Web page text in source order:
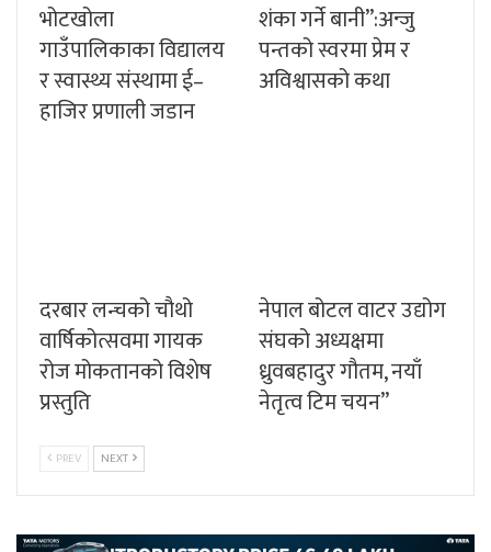
भोटखोला
गाउँपालिकाका विद्यालय
र स्वास्थ्य संस्थामा ई–
हाजिर प्रणाली जडान
शंका गर्ने बानी”:अन्जु
पन्तको स्वरमा प्रेम र
अविश्वासको कथा
दरबार लन्चको चौथो
वार्षिकोत्सवमा गायक
रोज मोकतानको विशेष
प्रस्तुति
नेपाल बोटल वाटर उद्योग
संघको अध्यक्षमा
ध्रुवबहादुर गौतम, नयाँ
नेतृत्व टिम चयन”
PREV NEXT